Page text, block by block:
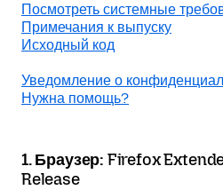
Посмотреть системные
Примечания к выпуску
Исходный код
Уведомление о
Нужна помощь?
1. Браузер: Firefox
Release